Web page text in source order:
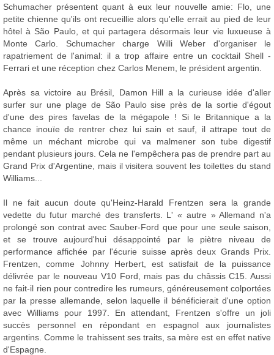
Schumacher présentent quant à eux leur nouvelle amie: Flo, une
petite chienne qu'ils ont recueillie alors qu'elle errait au pied de leur
hôtel à São Paulo, et qui partagera désormais leur vie luxueuse à
Monte Carlo. Schumacher charge Willi Weber d'organiser le
rapatriement de l'animal: il a trop affaire entre un cocktail Shell -
Ferrari et une réception chez Carlos Menem, le président argentin.
Après sa victoire au Brésil, Damon Hill a la curieuse idée d'aller
surfer sur une plage de São Paulo sise près de la sortie d'égout
d'une des pires favelas de la mégapole ! Si le Britannique a la
chance inouïe de rentrer chez lui sain et sauf, il attrape tout de
même un méchant microbe qui va malmener son tube digestif
pendant plusieurs jours. Cela ne l'empêchera pas de prendre part au
Grand Prix d'Argentine, mais il visitera souvent les toilettes du stand
Williams...
Il ne fait aucun doute qu'Heinz-Harald Frentzen sera la grande
vedette du futur marché des transferts. L' « autre » Allemand n'a
prolongé son contrat avec Sauber-Ford que pour une seule saison,
et se trouve aujourd'hui désappointé par le piètre niveau de
performance affichée par l'écurie suisse après deux Grands Prix.
Frentzen, comme Johnny Herbert, est satisfait de la puissance
délivrée par le nouveau V10 Ford, mais pas du châssis C15. Aussi
ne fait-il rien pour contredire les rumeurs, généreusement colportées
par la presse allemande, selon laquelle il bénéficierait d'une option
avec Williams pour 1997. En attendant, Frentzen s'offre un joli
succès personnel en répondant en espagnol aux journalistes
argentins. Comme le trahissent ses traits, sa mère est en effet native
d'Espagne.